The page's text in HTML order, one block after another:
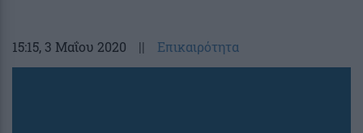
15:15, 3 Μαΐου 2020 || Επικαιρότητα